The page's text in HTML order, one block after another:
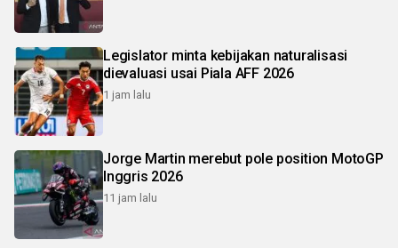
Legislator minta kebijakan naturalisasi
dievaluasi usai Piala AFF 2026
1 jam lalu
Jorge Martin merebut pole position MotoGP
Inggris 2026
11 jam lalu